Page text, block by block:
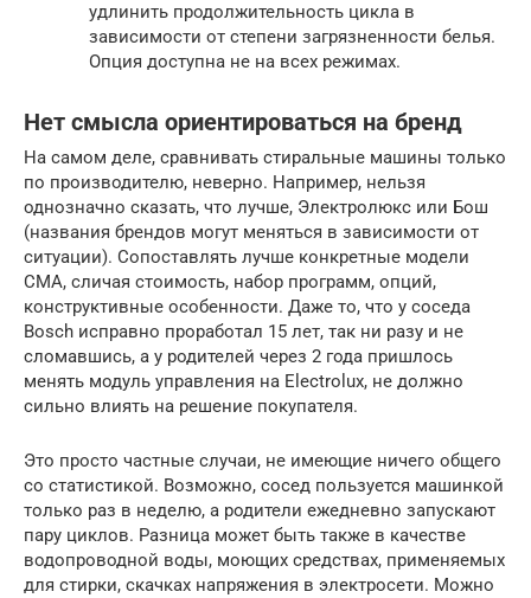
удлинить продолжительность цикла в
зависимости от степени загрязненности белья.
Опция доступна не на всех режимах.
Нет смысла ориентироваться на бренд
На самом деле, сравнивать стиральные машины только
по производителю, неверно. Например, нельзя
однозначно сказать, что лучше, Электролюкс или Бош
(названия брендов могут меняться в зависимости от
ситуации). Сопоставлять лучше конкретные модели
СМА, сличая стоимость, набор программ, опций,
конструктивные особенности. Даже то, что у соседа
Bosch исправно проработал 15 лет, так ни разу и не
сломавшись, а у родителей через 2 года пришлось
менять модуль управления на Electrolux, не должно
сильно влиять на решение покупателя.
Это просто частные случаи, не имеющие ничего общего
со статистикой. Возможно, сосед пользуется машинкой
только раз в неделю, а родители ежедневно запускают
пару циклов. Разница может быть также в качестве
водопроводной воды, моющих средствах, применяемых
для стирки, скачках напряжения в электросети. Можно